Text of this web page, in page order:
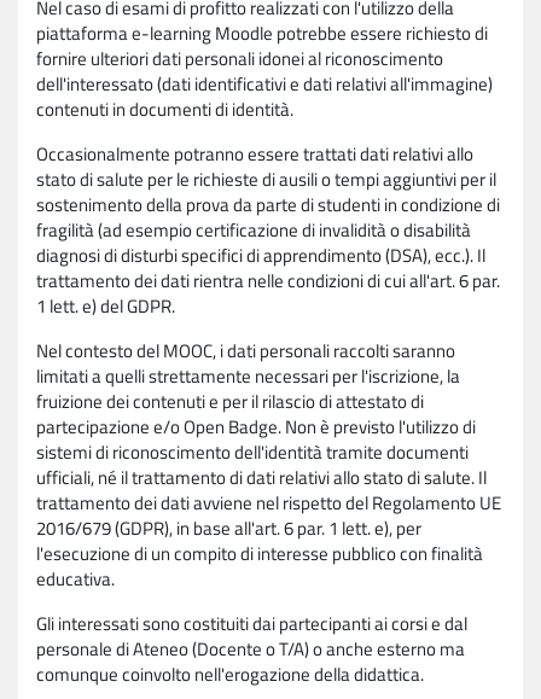
Nel caso di esami di profitto realizzati con l'utilizzo della
piattaforma e-learning Moodle potrebbe essere richiesto di
fornire ulteriori dati personali idonei al riconoscimento
dell'interessato (dati identificativi e dati relativi all'immagine)
contenuti in documenti di identità.
Occasionalmente potranno essere trattati dati relativi allo
stato di salute per le richieste di ausili o tempi aggiuntivi per il
sostenimento della prova da parte di studenti in condizione di
fragilità (ad esempio certificazione di invalidità o disabilità
diagnosi di disturbi specifici di apprendimento (DSA), ecc.). Il
trattamento dei dati rientra nelle condizioni di cui all'art. 6 par.
1 lett. e) del GDPR.
Nel contesto del MOOC, i dati personali raccolti saranno
limitati a quelli strettamente necessari per l'iscrizione, la
fruizione dei contenuti e per il rilascio di attestato di
partecipazione e/o Open Badge. Non è previsto l'utilizzo di
sistemi di riconoscimento dell'identità tramite documenti
ufficiali, né il trattamento di dati relativi allo stato di salute. Il
trattamento dei dati avviene nel rispetto del Regolamento UE
2016/679 (GDPR), in base all'art. 6 par. 1 lett. e), per
l'esecuzione di un compito di interesse pubblico con finalità
educativa.
Gli interessati sono costituiti dai partecipanti ai corsi e dal
personale di Ateneo (Docente o T/A) o anche esterno ma
comunque coinvolto nell'erogazione della didattica.